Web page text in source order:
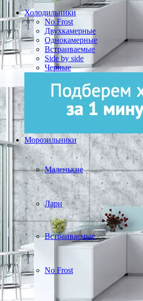
Холодильники
No Frost
Двухкамерные
Однокамерные
Встраиваемые
Side by side
Черные
Морозильники
Маленькие
Лари
Встраиваемые
No Frost